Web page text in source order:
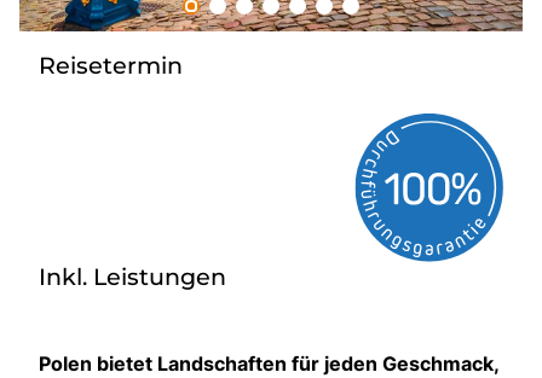
Reisetermin
Inkl. Leistungen
Polen bietet Landschaften für jeden Geschmack,